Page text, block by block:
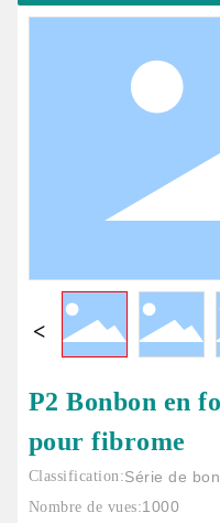
P2 Bonbon en
pour fibrome
Classification:Série de
Nombre de vues:1000